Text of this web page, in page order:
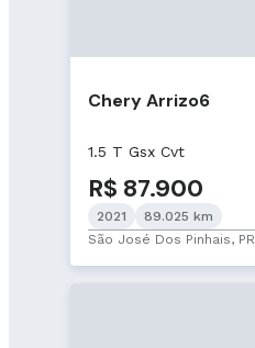
Chery Arrizo6
1.5 T Gsx Cvt
R$ 87.900
2021
89.025 km
São José Dos Pinhais, PR